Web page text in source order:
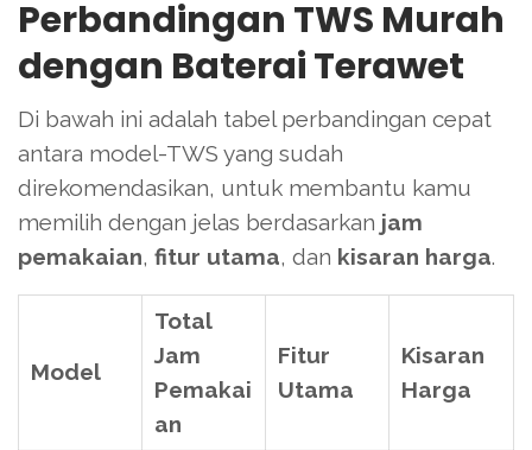
Perbandingan TWS Murah
dengan Baterai Terawet
Di bawah ini adalah tabel perbandingan cepat
antara model-TWS yang sudah
direkomendasikan, untuk membantu kamu
memilih dengan jelas berdasarkan jam
pemakaian, fitur utama, dan kisaran harga.
Model
Total
Jam
Pemakai
an
Fitur
Utama
Kisaran
Harga